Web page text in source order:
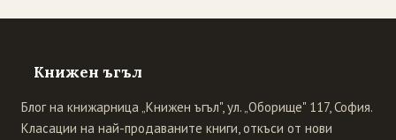
Книжен ъгъл
Блог на книжарница „Книжен ъгъл", ул. „Оборище" 117, София.
Класации на най-продаваните книги, откъси от нови